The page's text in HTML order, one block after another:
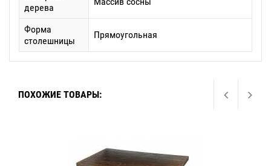
дерева
Форма
столешницы
Прямоугольная
ПОХОЖИЕ ТОВАРЫ: